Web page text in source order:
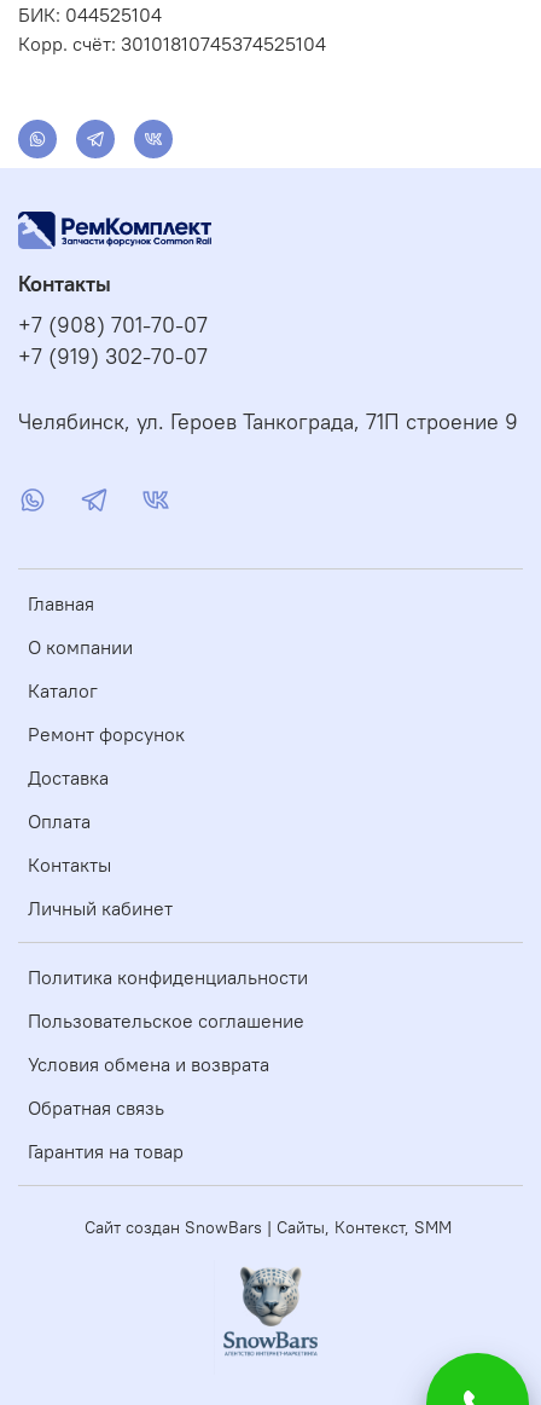
БИК: 044525104
Корр. счёт: 30101810745374525104
Главная
О компании
Каталог
Ремонт форсунок
Доставка
Оплата
Контакты
Личный кабинет
Политика конфиденциальности
Пользовательское соглашение
Условия обмена и возврата
Обратная связь
Гарантия на товар
Контакты
+7 (908) 701-70-07
+7 (919) 302-70-07
Челябинск, ул. Героев Танкограда, 71П строение 9
Сайт создан SnowBars | Сайты, Контекст, SMM